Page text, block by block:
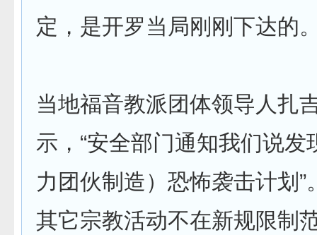
定，是开罗当局刚刚下达的
当地福音教派团体领导人扎
示，“安全部门通知我们说发
力团伙制造）恐怖袭击计划”
其它宗教活动不在新规限制